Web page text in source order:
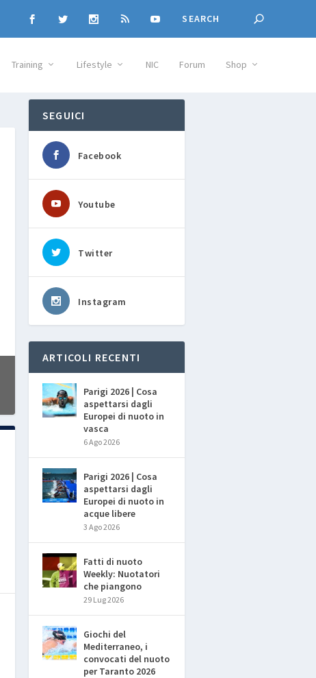
Training Lifestyle NIC Forum Shop
SEGUICI
Facebook
Youtube
Twitter
Instagram
ARTICOLI RECENTI
Parigi 2026 | Cosa
aspettarsi dagli
Europei di nuoto in
vasca
6 Ago 2026
Parigi 2026 | Cosa
aspettarsi dagli
Europei di nuoto in
acque libere
3 Ago 2026
Fatti di nuoto
Weekly: Nuotatori
che piangono
29 Lug 2026
Giochi del
Mediterraneo, i
convocati del nuoto
per Taranto 2026